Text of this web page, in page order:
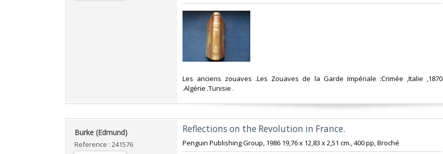
‎Les anciens zouaves .Les Zouaves de la Garde Impériale :Crimée ,Italie ,1870
.Algérie .Tunisie .‎
‎Burke (Edmund)‎
Reference : 241576
‎Reflections on the Revolution in France.‎
‎Penguin Publishing Group, 1986 19,76 x 12,83 x 2,51 cm., 400 pp, Broché ‎